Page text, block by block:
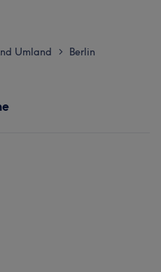
Umland > Berlin